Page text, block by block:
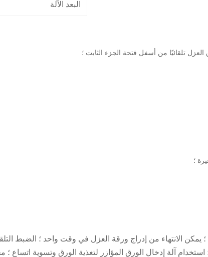
البعد الآلة
تلقائيًا من أسفل فتحة الجزء الثابت ؛
؛
الانتهاء من إدراج ورقة العزل في وقت واحد ؛ الضبط
آلة إدخال الورق المؤازر لتغذية الورق وتسوية